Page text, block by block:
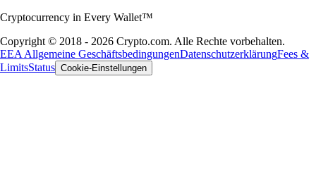
Cryptocurrency in Every Wallet™
Copyright © 2018 - 2026 Crypto.com. Alle Rechte vorbehalten.
EEA Allgemeine GeschäftsbedingungenDatenschutzerklärungFees &
LimitsStatus Cookie-Einstellungen